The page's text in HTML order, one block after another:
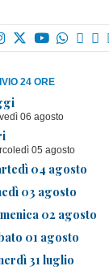
24 ORE
06 agosto
05 agosto
04 agosto
03 agosto
02 agosto
01 agosto
31 luglio